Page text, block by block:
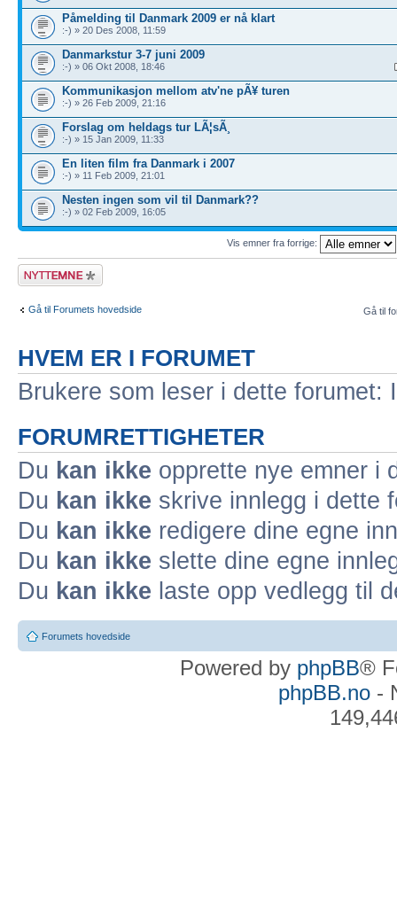
Påmelding til Danmark 2009 er nå klart
:-) » 20 Des 2008, 11:59
Danmarkstur 3-7 juni 2009
:-) » 06 Okt 2008, 18:46
Kommunikasjon mellom atv'ne pÃ¥ turen
:-) » 26 Feb 2009, 21:16
Forslag om heldags tur LÃ¦sÃ¸
:-) » 15 Jan 2009, 11:33
En liten film fra Danmark i 2007
:-) » 11 Feb 2009, 21:01
Nesten ingen som vil til Danmark??
:-) » 02 Feb 2009, 16:05
Vis emner fra forrige:
Legg inn et nytt
emne
Gå til Forumets hovedside Gå til
HVEM ER I FORUMET
Brukere som leser i dette
FORUMRETTIGHETER
Du kan ikke opprette nye emner i
Du kan ikke skrive innlegg i dette
Du kan ikke redigere dine egne
Du kan ikke slette dine egne
Du kan ikke laste opp vedlegg til
Forumets hovedside
Powered by phpBB®
phpBB.no-